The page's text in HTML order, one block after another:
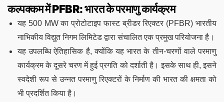
कल्पक्कम में PFBR: भारत के परमाणु कार्यक्रम
यह 500 MW का प्रोटोटाइप फास्ट ब्रीडर रिएक्टर (PFBR) भारतीय
नाभिकीय विद्युत निगम लिमिटेड द्वारा संचालित एक प्रमुख परियोजना है।
यह उपलब्धि ऐतिहासिक है, क्योंकि यह भारत के तीन-चरणों वाले परमाणु
कार्यक्रम के दूसरे चरण में हुई प्रगति को दर्शाती है। इसके साथ ही, इसने
स्वदेशी रूप से उन्नत परमाणु रिएक्टरों के निर्माण की भारत की क्षमता को
भी प्रदर्शित किया है।